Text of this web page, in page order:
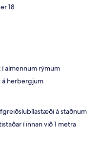
18
almennum rýmum
á herbergjum
á staðnum
í innan við 1 metra